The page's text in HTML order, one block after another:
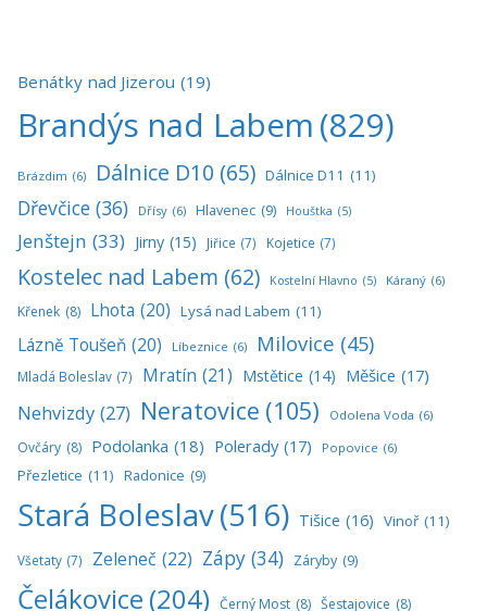
Benátky nad Jizerou (19)
Brandýs nad Labem (829)
Brázdim (6) Dálnice D10 (65) Dálnice D11 (11)
Dřevčice (36) Dřísy (6) Hlavenec (9) Houštka (5)
Jenštejn (33) Jirny (15) Jiřice (7) Kojetice (7)
Kostelec nad Labem (62) Kostelní Hlavno (5) Káraný (6)
Křenek (8) Lhota (20) Lysá nad Labem (11)
Lázně Toušeň (20) Líbeznice (6) Milovice (45)
Mladá Boleslav (7) Mratín (21) Mstětice (14) Měšice (17)
Nehvizdy (27) Neratovice (105) Odolena Voda (6)
Ovčáry (8) Podolanka (18) Polerady (17) Popovice (6)
Přezletice (11) Radonice (9)
Stará Boleslav(516) Tišice (16) Vinoř (11)
Všetaty (7) Zeleneč (22) Zápy (34) Záryby (9)
Čelákovice (204) Černý Most (8) Šestajovice (8)